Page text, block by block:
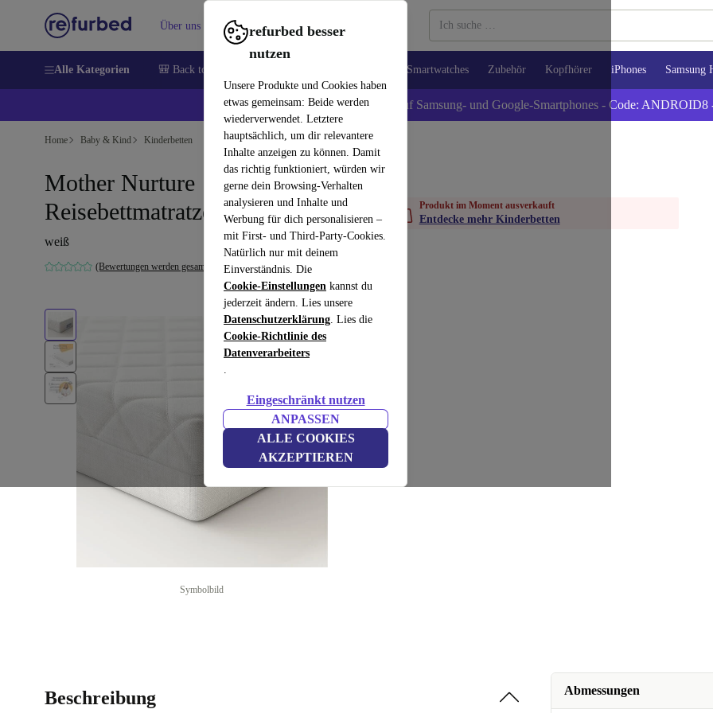
refurbed besser
nutzen
Unsere Produkte und Cookies haben
etwas gemeinsam: Beide werden
wiederverwendet. Letztere
hauptsächlich, um dir relevantere
Inhalte anzeigen zu können. Damit
das richtig funktioniert, würden wir
gerne dein Browsing-Verhalten
analysieren und Inhalte und
Werbung für dich personalisieren –
mit First- und Third-Party-Cookies.
Natürlich nur mit deinem
Einverständnis. Die
Cookie-Einstellungen kannst du
jederzeit ändern. Lies unsere
Datenschutzerklärung. Lies die
Cookie-Richtlinie des
Datenverarbeiters
.
Eingeschränkt nutzen
ANPASSEN
ALLE COOKIES
AKZEPTIEREN
Über uns Verkaufen Hilfe
Alle Kategorien 🎒 Back to school Smartwatches Zubehör Kopfhörer iPhones Samsung
💰 Extra -8% auf Samsung- und Google-Smartphones - Code: ANDROID8
Home Baby & Kind Kinderbetten
Mother Nurture
Reisebettmatratze
weiß
(Bewertungen werden gesammelt)
Symbolbild
Produkt im Moment ausverkauft
Entdecke mehr Kinderbetten
Abmessungen
Beschreibung